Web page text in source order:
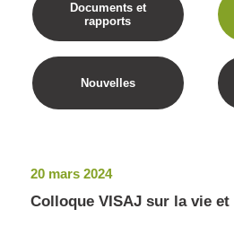
Documents et
rapports
Nouvelles
20 mars 2024
Colloque VISAJ sur la vie